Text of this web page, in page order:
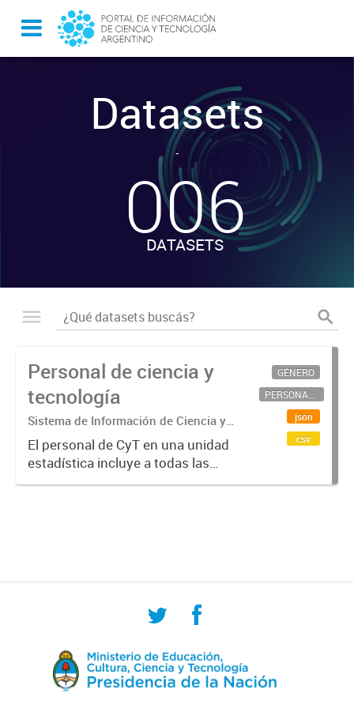
Datasets
-
006
DATASETS
Personal de ciencia y
tecnología
Sistema de Información de Ciencia y
Tecnología Argentino (SICYTAR)
El personal de CyT en una unidad
estadística incluye a todas las
personas involucradas
GÉNERO
PERSONAL CIENTÍFICO-TECNOLÓGICO
json
csv